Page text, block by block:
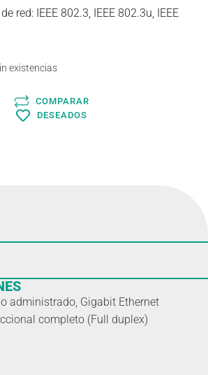
red: IEEE 802.3, IEEE 802.3u, IEEE
existencias
COMPARAR
DESEADOS
administrado, Gigabit Ethernet
completo (Full duplex)